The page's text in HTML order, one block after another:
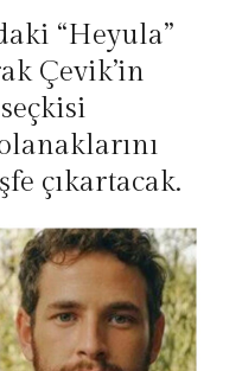
“Heyula”
Çevik’in
çıkartacak.